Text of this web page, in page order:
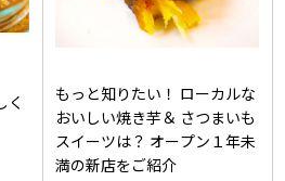
く
もっと知りたい！ ローカルな
おいしい焼き芋＆ さつまいも
スイーツは？ オープン１年未
満の新店をご紹介